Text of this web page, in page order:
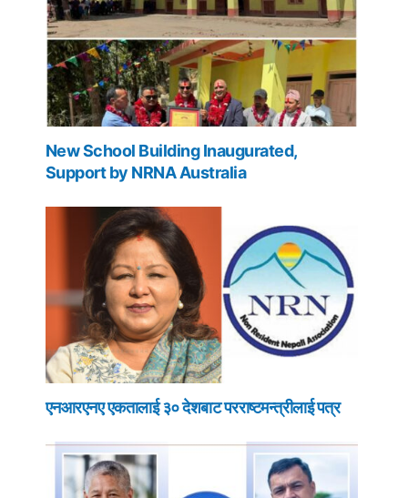
New School Building Inaugurated,
Support by NRNA Australia
एनआरएनए एकतालाई ३० देशबाट परराष्टमन्त्रीलाई पत्र